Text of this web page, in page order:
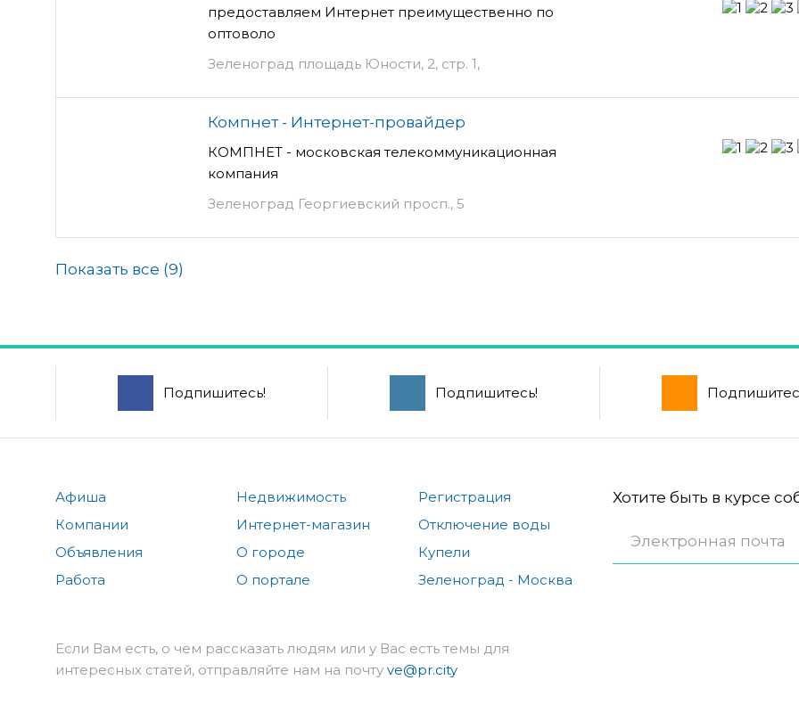
предоставляем Интернет преимущественно по
оптоволо
Зеленоград площадь Юности, 2, стр. 1,
Компнет - Интернет-провайдер
КОМПНЕТ - московская телекоммуникационная
компания
Зеленоград Георгиевский просп., 5
Показать все (9)
Подпишитесь! Подпишитесь!
Афиша
Компании
Объявления
Работа
Недвижимость
Интернет-магазин
О городе
О портале
Регистрация
Отключение воды
Купели
Зеленоград - Москва
Хотите быть в курсе
Если Вам есть, о чем рассказать людям или у Вас есть темы для
интересных статей, отправляйте нам на почту ve@pr.city